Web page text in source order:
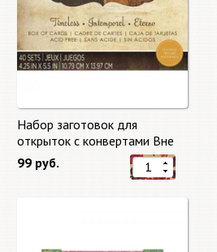
Набор заготовок для
открыток с конвертами Вне
времени (Timeless) от DCWV
99 руб.